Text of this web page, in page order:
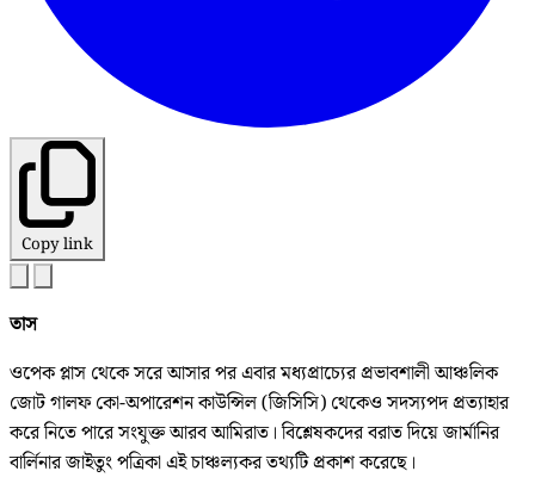
Copy link
তাস
ওপেক প্লাস থেকে সরে আসার পর এবার মধ্যপ্রাচ্যের প্রভাবশালী আঞ্চলিক
জোট গালফ কো-অপারেশন কাউন্সিল (জিসিসি) থেকেও সদস্যপদ প্রত্যাহার
করে নিতে পারে সংযুক্ত আরব আমিরাত। বিশ্লেষকদের বরাত দিয়ে জার্মানির
বার্লিনার জাইতুং পত্রিকা এই চাঞ্চল্যকর তথ্যটি প্রকাশ করেছে।